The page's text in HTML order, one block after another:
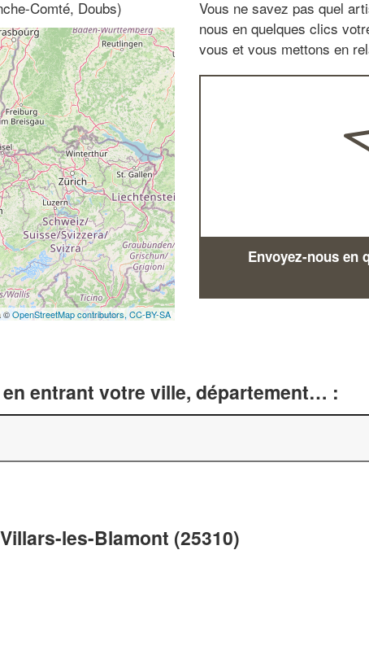
Comté, Doubs)
©OpenStreetMap contributors, CC-BY-SA
Vous ne savez pas quel
nous en quelques clics
vous et vous mettons en
Envoyez-nous en
entrant votre ville, département… :
les-Blamont (25310)